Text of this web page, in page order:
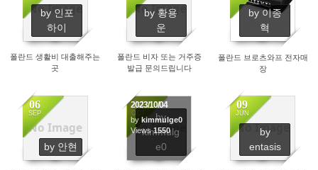
No Image
by 인포
하이
1428
폴란드 생활비 대출해주는
곳
No Image
by 황용
운
6188
폴란드 비자 또는 거주증
발급 문의드립니다
by 이종
혁
1709
폴란드 브로츠와프 전자매
장
No Image
06
SEP
by 안현
2181 No Image
04
OCT
by
kimmulg
e0
2023/10/04
by kimmulge0
Views1550 No Image
09
JUN
by
entasis
2722